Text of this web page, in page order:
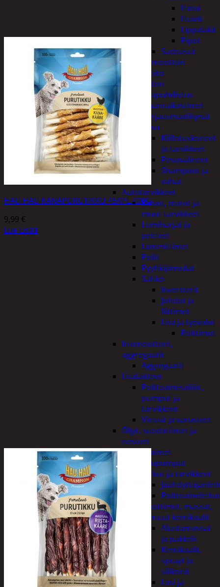
Hatut
Huivit
Lippalakit
Pipot
Sadeasut
Auto, vene ja moottori
Autonhoito
Auton
sisäpuhdistus
Ilmanraikastimet
Korjausmaalikynät
Pesu
Kiillotuskoneet
ja tarvikkeet
Pesuvälineet
Shampoot ja
vahat
Autotarvikkeet
Kalvot, matot ja
muut tarvikkeet
Lumiharjat ja
peitteet
Lämmittimet
Peilit
Pyyhkijänsulat
Sähkö
Invertterit
Johdot ja
liittimet
Lisä ja työvalot
Polttimot
Irtomoottorit,
aggregaatit
Aggregaatit
Lisälaitteet
Polttoainesäiliöt,
pumput ja
tarvikkeet
Vinssit ja varusteet
Öljyt, suodattimet ja
nesteet
Avaimet
Imupumput
Letkut ja tarvikkeet
Polttoaineletkut
Liuottimet, massat,
ja muut kemikaalit
Alustamassat
ja pakkelit
Kemikaalit,
sprayt ja
silikonit
Lasi ja
HAU HAU KANAPURUTIKKU 45KPL 400G
9,99 €
Lue Lisää